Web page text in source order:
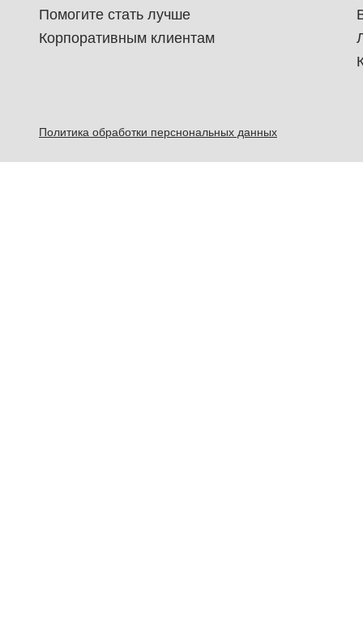
Помогите стать лучше
Корпоративным клиентам
Политика обработки перснональных данных